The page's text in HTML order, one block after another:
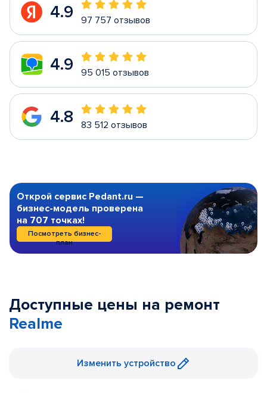
4.9 97 757 отзывов
4.9 95 015 отзывов
4.8 83 512 отзывов
Открой сервис Pedant.ru —
бизнес-модель проверена
на 707 точках!
Посмотреть бизнес-
план
Доступные цены на ремонт
Realme
Изменить устройство